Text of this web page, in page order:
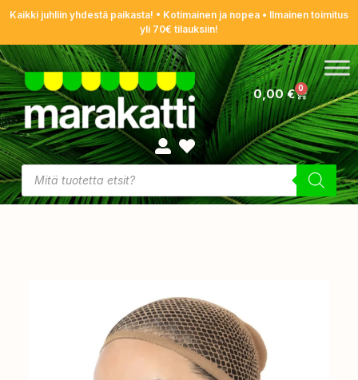
Kaikki juhliin yhdestä paikasta! • Kotimainen ja nopea • Ilmainen toimitus
yli 70€ tilauksiin!
0,00€ 0